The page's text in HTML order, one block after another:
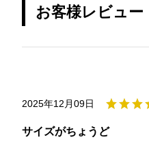
お客様レビュー
2025年12月09日
サイズがちょうど